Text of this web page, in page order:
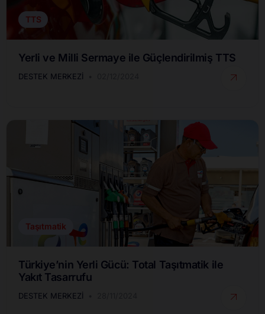
TTS
Yerli ve Milli Sermaye ile Güçlendirilmiş TTS
DESTEK MERKEZI
Taşıtmatik
Türkiye’nin Yerli Gücü: Total Taşıtmatik ile
Yakıt Tasarrufu
DESTEK MERKEZI